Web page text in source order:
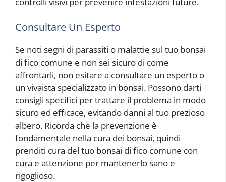
Consultare Un Esperto
Se noti segni di parassiti o malattie sul tuo bonsai
di fico comune e non sei sicuro di come
affrontarli, non esitare a consultare un esperto o
un vivaista specializzato in bonsai. Possono darti
consigli specifici per trattare il problema in modo
sicuro ed efficace, evitando danni al tuo prezioso
albero. Ricorda che la prevenzione è
fondamentale nella cura dei bonsai, quindi
prenditi cura del tuo bonsai di fico comune con
cura e attenzione per mantenerlo sano e
rigoglioso.